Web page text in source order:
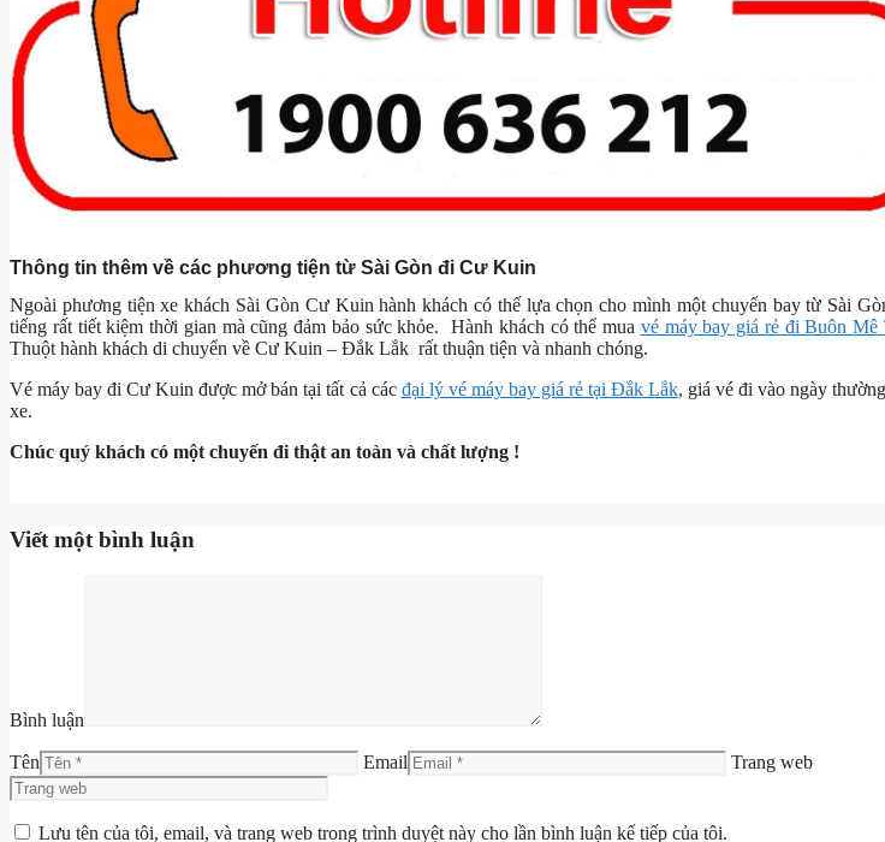
Thông tin thêm về các phương tiện từ Sài Gòn đi Cư Kuin
Ngoài phương tiện xe khách Sài Gòn Cư Kuin hành khách có thế lựa chọn cho mình một chuyến bay từ Sài
tiếng rất tiết kiệm thời gian mà cũng đảm bảo sức khỏe. Hành khách có thể mua vé máy bay giá rẻ đi Buôn Mê
Thuột hành khách di chuyển về Cư Kuin – Đắk Lắk rất thuận tiện và nhanh chóng.
Vé máy bay đi Cư Kuin được mở bán tại tất cả các đại lý vé máy bay giá rẻ tại Đắk Lắk, giá vé đi vào ngày
xe.
Chúc quý khách có một chuyến đi thật an toàn và chất lượng !
Viết một bình luận
Bình luận
Tên Email Trang web
Lưu tên của tôi, email, và trang web trong trình duyệt này cho lần bình luận kế tiếp của tôi.